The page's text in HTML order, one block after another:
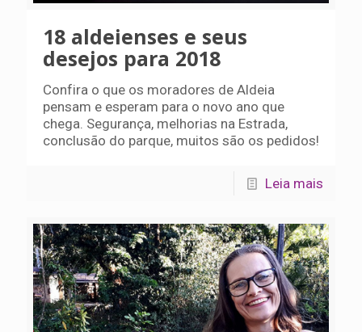
18 aldeienses e seus
desejos para 2018
Confira o que os moradores de Aldeia
pensam e esperam para o novo ano que
chega. Segurança, melhorias na Estrada,
conclusão do parque, muitos são os pedidos!
Leia mais